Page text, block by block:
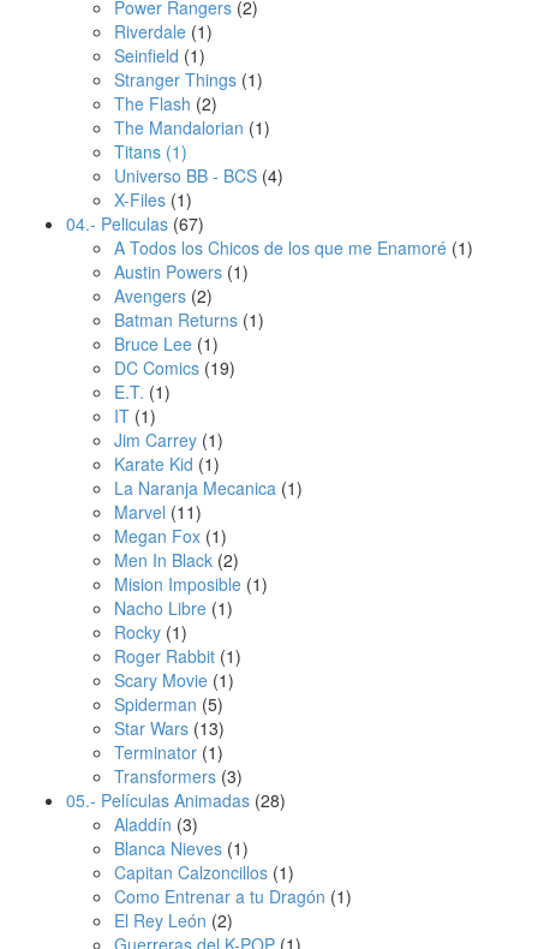
Power Rangers (2)
Riverdale (1)
Seinfield (1)
Stranger Things (1)
The Flash (2)
The Mandalorian (1)
Titans (1)
Universo BB - BCS (4)
X-Files (1)
04.- Peliculas (67)
A Todos los Chicos de los que me Enamoré (1)
Austin Powers (1)
Avengers (2)
Batman Returns (1)
Bruce Lee (1)
DC Comics (19)
E.T. (1)
IT (1)
Jim Carrey (1)
Karate Kid (1)
La Naranja Mecanica (1)
Marvel (11)
Megan Fox (1)
Men In Black (2)
Mision Imposible (1)
Nacho Libre (1)
Rocky (1)
Roger Rabbit (1)
Scary Movie (1)
Spiderman (5)
Star Wars (13)
Terminator (1)
Transformers (3)
05.- Películas Animadas (28)
Aladdín (3)
Blanca Nieves (1)
Capitan Calzoncillos (1)
Como Entrenar a tu Dragón (1)
El Rey León (2)
Guerreras del K-POP (1)